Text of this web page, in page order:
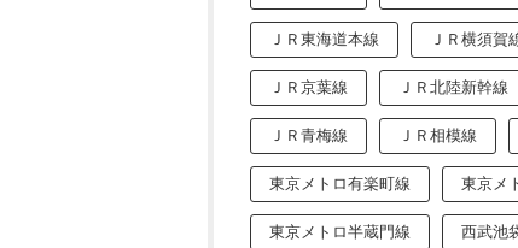
ＪＲ東海道本線 ＪＲ横須賀
ＪＲ京葉線 ＪＲ北陸新幹線
ＪＲ青梅線 ＪＲ相模線
東京メトロ有楽町線 東京メ
東京メトロ半蔵門線 西武池